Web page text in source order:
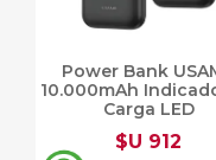
Power Bank
10.000mAh
Carga LED
$U 912